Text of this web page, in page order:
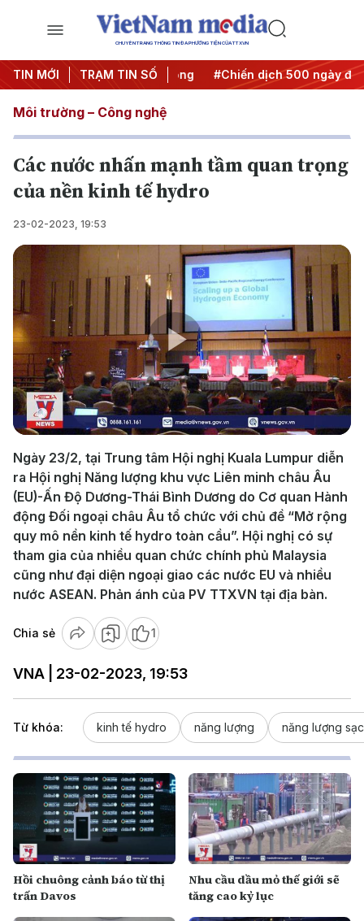
CHUYÊN TRANG THÔNG TIN ĐA PHƯƠNG TIỆN CỦA TTXVN
TIN MỚI TRẠM TIN SỐ
Nghị quyết thành hành động #Chiến dịch 500 ngày đêm
Môi trường – Công nghệ
Các nước nhấn mạnh tầm quan trọng
của nền kinh tế hydro
23-02-2023, 19:53
Play
Video
Ngày 23/2, tại Trung tâm Hội nghị Kuala Lumpur diễn
ra Hội nghị Năng lượng khu vực Liên minh châu Âu
(EU)-Ấn Độ Dương-Thái Bình Dương do Cơ quan Hành
động Đối ngoại châu Âu tổ chức với chủ đề “Mở rộng
quy mô nền kinh tế hydro toàn cầu”. Hội nghị có sự
tham gia của nhiều quan chức chính phủ Malaysia
cũng như đại diện ngoại giao các nước EU và nhiều
nước ASEAN. Phản ánh của PV TTXVN tại địa bàn.
Chia sẻ 1
VNA | 23-02-2023, 19:53
Từ khóa: kinh tế hydro năng lượng năng lượng
Hồi chuông cảnh báo từ thị
trấn Davos
Nhu cầu dầu mỏ thế giới sẽ
tăng cao kỷ lục